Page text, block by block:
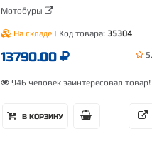
Мотобуры
На складе | Код товара: 35304
13790.00
946 человек заинтересовал товар!
В КОРЗИНУ